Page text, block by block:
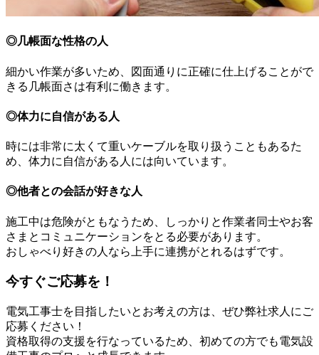
◎几帳面な性格の人
細かい作業が多いため、図面通りに正確に仕上げることがで
きる几帳面さは有利に働きます。
◎体力に自信がある人
時には非常に太くて重いケーブルを取り扱うこともあるた
め、体力に自信がある人には向いています。
◎他者との会話が好きな人
施工中は危険がともなうため、しっかりと作業者同士やお客
さまとコミュニケーションをとる必要があります。
おしゃべり好きの人なら上手に連携がとれるはずです。
今すぐご応募を！
電気工事士を目指したいとお考えの方は、ぜひ弊社求人にご
応募ください！
資格取得の支援を行なっているため、初めての方でも電気設